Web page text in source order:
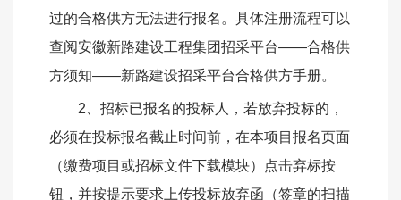
过的合格供方无法进行报名。 具体注册流程可以
查阅安徽新路建设工程集团招采平台——合格供
方须知——新路建设招采平台合格供方手册。
2、招标已报名的投标人，若放弃投标的，
必须在投标报名截止时间前，在本项目报名页面
（缴费项目或招标文件下载模块）点击弃标按
钮，并按提示要求上传投标放弃函（签章的扫描